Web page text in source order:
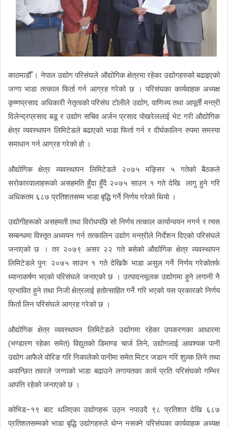
काठमाडौँ । नेपाल उद्योग परिसंघले औद्योगिक क्षेत्रमा रहेका उद्योगहरुको बढाइएको
जग्गा भाडा तत्काल फिर्ता गर्न आग्रह गरेको छ । परिसंघका कार्यवाहक अध्यक्ष
कृष्णप्रसाद अधिकारी नेतृत्वको परिसंघ टोलीले उद्योग, वाणिज्य तथा आपूर्ती मन्त्री
दिलेन्द्रप्रसाद बडू र उद्योग सचिव अर्जन प्रसाद पोखरेललाई भेट गरी औद्योगिक
क्षेत्र व्यवस्थापन लिमिटेडले बढाएको भाडा फिर्ता गर्न र दीर्घकालिन रुपमा समस्या
समाधान गर्न आग्रह गरेको हो ।
औद्योगिक क्षेत्र व्यवस्थापन लिमिटेडले २०७५ मङ्सिर ५ गतेको बैठकले
सरोकारवालाहरूको असहमति हुँदा हुँदै २०७५ साउन १ गते देखि लागु हुने गरि
अधिकतम ६८७ प्रतिशतसम्म भाडा बृद्धि गर्ने निर्णय गरेको थियो ।
उद्योगीहरूको असहमती तथा विरोधपछि सो निर्णय तत्काल कार्यान्वयन नगर्न र त्यस
सम्बन्धमा विस्तृत अध्ययन गर्न तत्कालिन उद्योग मन्त्रीले निर्देशन दिएको परिसंघले
जनाएको छ । तर २०७९ असर २२ गते बसेको औद्योगिक क्षेत्र व्यवस्थापन
लिमिटेडले पुन: २०७५ साउन १ गते देखिकै भाडा असुल गर्ने निर्णय गरेकोतर्फ
ध्यानाकर्षण भएको परिसंघले जनाएको छ । उत्पादनमूलक उद्योगमा हुने लगानी नै
प्रभावित हुने तथा निजी क्षेत्रलाई हतोत्साहित गर्ने गरि भएको यस प्रकारको निर्णय
फिर्ता लिन परिसंघले आग्रह गरेको छ ।
औद्योगिक क्षेत्र व्यवस्थापन लिमिटेडले उद्योगमा रहेका उपकरणका आधारमा
(भण्डारण रहेका समेत) विद्युतको डिमाण्ड चार्ज लिने, उद्योगलाई आवश्यक पानी
उद्योग आफैले वोरिङ गरि निकालेको पानीमा समेत मिटर जडान गरि शुल्क लिने तथा
अवान्छित तवरले जग्गाको भाडा बढाउने लगायतका कार्य प्रति परिसंघको गम्भिर
आपत्ति रहेको जनाएको छ ।
कोभिड–१९ बाट थलिएका उद्योगहरू उठ्न नपाउदै ९८ प्रतिशत देखि ६८७
प्रतिशतसम्मको भाडा बृद्धि उद्योगहरुले थेग्न नसक्ने परिसंघका कार्यवाहक अध्यक्ष